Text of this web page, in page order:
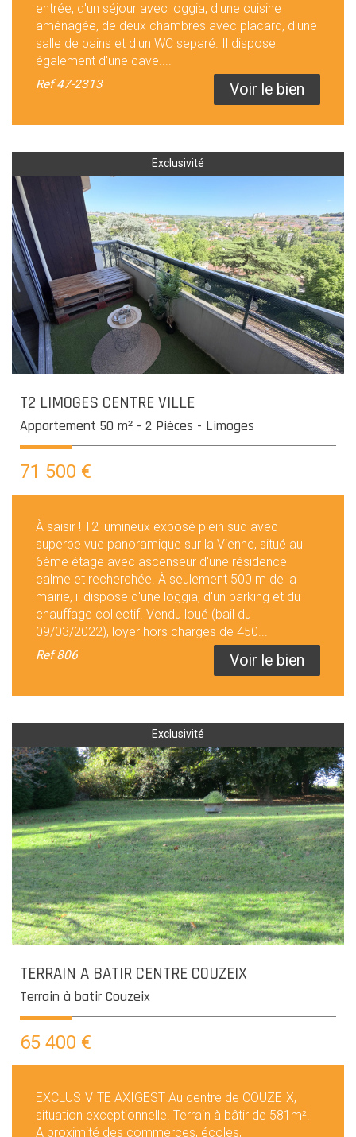
entrée, d'un séjour avec loggia, d'une cuisine
aménagée, de deux chambres avec placard, d'une
salle de bains et d'un WC separé. Il dispose
également d'une cave....
Ref47-2313 Voir le bien
Exclusivité
T2 LIMOGES CENTRE VILLE
Appartement 50 m² - 2 Pièces - Limoges
71 500 €
À saisir ! T2 lumineux exposé plein sud avec
superbe vue panoramique sur la Vienne, situé au
6ème étage avec ascenseur d'une résidence
calme et recherchée. À seulement 500 m de la
mairie, il dispose d'une loggia, d'un parking et du
chauffage collectif. Vendu loué (bail du
09/03/2022), loyer hors charges de 450...
Ref806 Voir le bien
Exclusivité
TERRAIN A BATIR CENTRE COUZEIX
Terrain à batir Couzeix
65 400 €
EXCLUSIVITE AXIGEST Au centre de COUZEIX,
situation exceptionnelle. Terrain à bâtir de 581m².
A proximité des commerces, écoles,